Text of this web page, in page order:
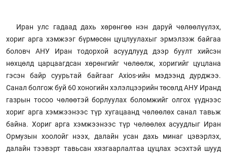
Иран улс гадаад дахь хөрөнгөө нэн даруй чөлөөлүүлэх,
хориг арга хэмжээг бүрмөсөн цуцлуулахыг эрмэлзэж байгаа
боловч АНУ Иран тодорхой асуудлууд дээр буулт хийсэн
нөхцөлд царцаагдсан хөрөнгийг чөлөөлж, хоригийг цуцлана
гэсэн байр суурьтай байгааг Axios-ийн мэдээнд дурджээ.
Санал болгож буй 60 хоногийн хэлэлцээрийн төсөлд АНУ Иранд
газрын тосоо чөлөөтэй борлуулах боломжийг олгох үүднээс
хориг арга хэмжээнээс түр хугацаанд чөлөөлөх санал тавьж
байна. Хориг арга хэмжээнээс түр чөлөөлөх асуудлыг Иран
Ормузын хоолойг нээх, далайн усан дахь минаг цэвэрлэх,
далайн тээвэрт тавьсан хязгаарлалтаа цуцлах эсэхтэй шууд